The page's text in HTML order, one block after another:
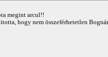
megint arcul!!
hogy nem összeférhetetlen Bognár